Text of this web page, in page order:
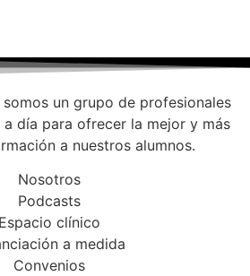
somos un grupo de profesionales
día para ofrecer la mejor y más
a nuestros alumnos.
Nosotros
Podcasts
Espacio clínico
a medida
Convenios